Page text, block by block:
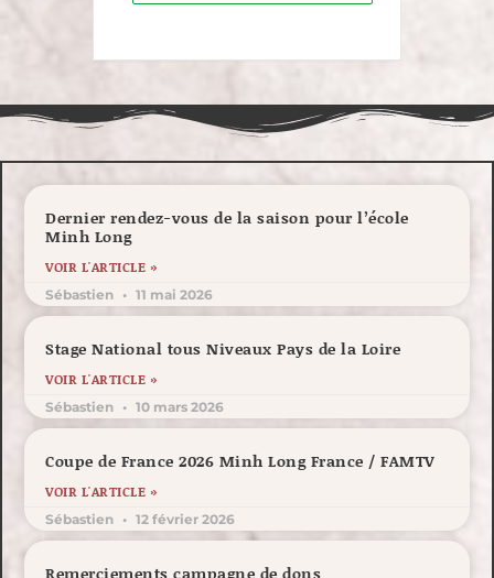
Dernier rendez-vous de la saison pour l’école
Minh Long
VOIR L'ARTICLE »
Sébastien 11 mai 2026
Stage National tous Niveaux Pays de la Loire
VOIR L'ARTICLE »
Sébastien 10 mars 2026
Coupe de France 2026 Minh Long France / FAMTV
VOIR L'ARTICLE »
Sébastien 12 février 2026